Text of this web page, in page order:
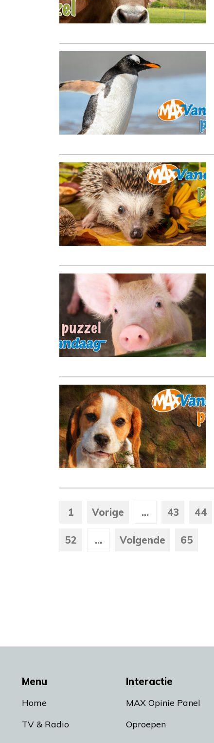
1 Vorige ... 43 44
52 ... Volgende 65
Menu
Home
TV & Radio
Interactie
MAX Opinie Panel
Oproepen